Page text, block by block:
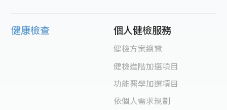
健康檢查 個人健檢服務
健檢方案總覽
健檢進階加選項目
功能醫學加選項目
依個人需求規劃